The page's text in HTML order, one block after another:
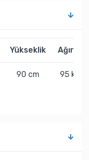
Yükseklik Ağırlık
90 cm 95 kg